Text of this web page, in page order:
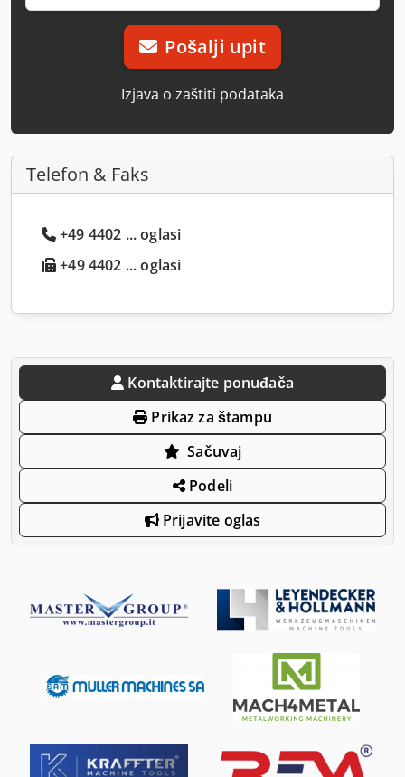
Pošalji upit
Izjava o zaštiti podataka
Telefon & Faks
+49 4402 ... oglasi
+49 4402 ... oglasi
Kontaktirajte ponuđača
Prikaz za štampu
Sačuvaj
Podeli
Prijavite oglas